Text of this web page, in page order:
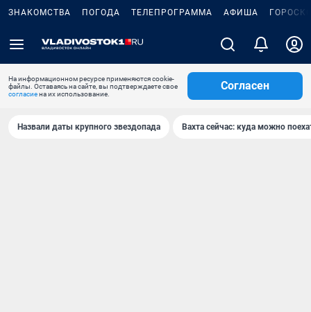
ЗНАКОМСТВА ПОГОДА ТЕЛЕПРОГРАММА АФИША
На информационном ресурсе применяются cookie-
файлы. Оставаясь на сайте, вы подтверждаете свое
согласиена их использование.
Согласен
Назвали даты крупного звездопада Вахта сейчас: куда можно